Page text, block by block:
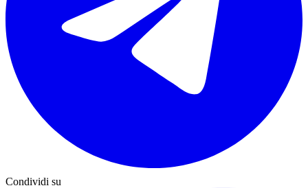
Condividi su